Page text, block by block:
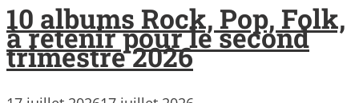
10 albums Rock, Pop, Folk,
à retenir pour le second
trimestre 2026